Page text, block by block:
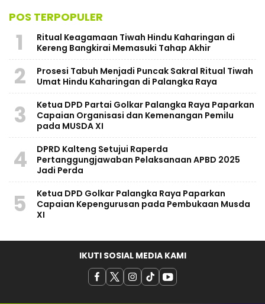
POS TERPOPULER
1
Ritual Keagamaan Tiwah Hindu Kaharingan di
Kereng Bangkirai Memasuki Tahap Akhir
2
Prosesi Tabuh Menjadi Puncak Sakral Ritual Tiwah
Umat Hindu Kaharingan di Palangka Raya
3
Ketua DPD Partai Golkar Palangka Raya Paparkan
Capaian Organisasi dan Kemenangan Pemilu
pada MUSDA XI
4
​DPRD Kalteng Setujui Raperda
Pertanggungjawaban Pelaksanaan APBD 2025
Jadi Perda
5
Ketua DPD Golkar Palangka Raya Paparkan
Capaian Kepengurusan pada Pembukaan Musda
XI
IKUTI SOSIAL MEDIA KAMI